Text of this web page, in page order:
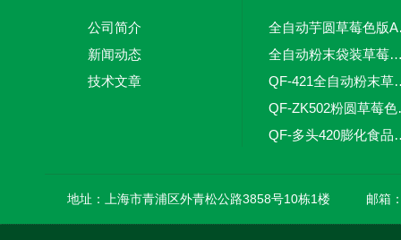
公司简介
新闻动态
技术文章
全自
全自动粉末袋装草莓
QF-421全自
QF-
QF-多头
地址：上海市青浦区外青松公路3858号10栋1楼 邮箱